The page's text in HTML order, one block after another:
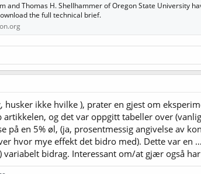
and Thomas H. Shellhammer of Oregon State University
the full technical brief.
husker ikke hvilke ), prater en gjest om
artikkelen, og det var oppgitt tabeller over
på en 5% øl, (ja, prosentmessig angivelse av
hvor mye effekt det bidro med). Dette var en
variabelt bidrag. Interessant om/at gjær også